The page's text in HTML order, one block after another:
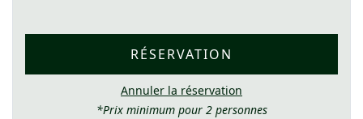
RÉSERVATION
Annuler la réservation
*Prix minimum pour 2 personnes